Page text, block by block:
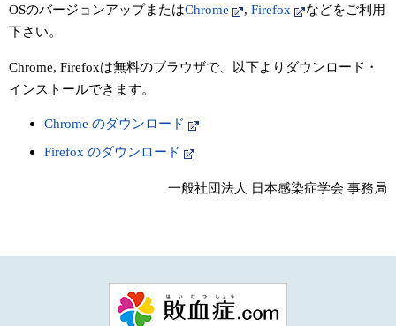
OSのバージョンアップまたはChrome , Firefox
などをご利用
下さい。
Chrome, Firefoxは無料のブラウザで、以下よりダウンロード・
インストールできます。
Chrome のダウンロード
Firefox のダウンロード
一般社団法人 日本感染症学会 事務局